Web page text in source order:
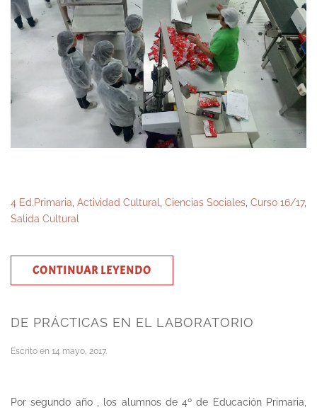
4 Ed.Primaria, Actividad Cultural, Ciencias Sociales, Curso 16/17,
Salida Cultural
CONTINUAR LEYENDO
DE PRÁCTICAS EN EL LABORATORIO
Escrito en 14 mayo, 2017.
Por segundo año , los alumnos de 4º de Educación Primaria,